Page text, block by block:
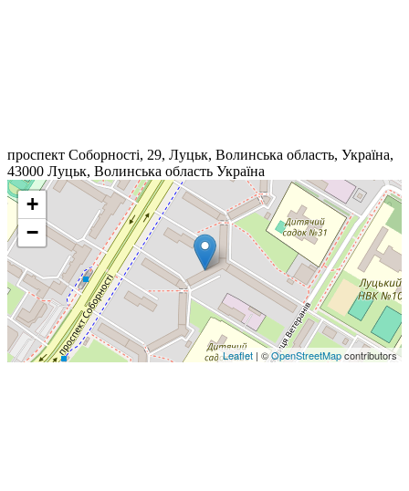
проспект Соборності, 29, Луцьк, Волинська область, Україна,
43000 Луцьк, Волинська область Україна
+
−
Leaflet | ©OpenStreetMapcontributors